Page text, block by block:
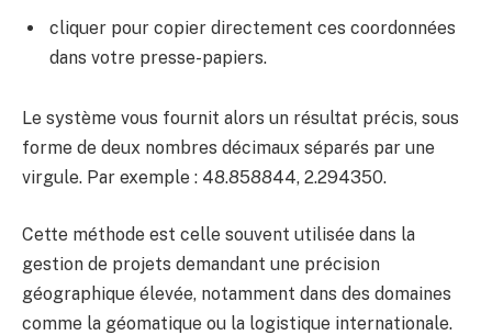
cliquer pour copier directement ces coordonnées
dans votre presse-papiers.
Le système vous fournit alors un résultat précis, sous
forme de deux nombres décimaux séparés par une
virgule. Par exemple : 48.858844, 2.294350.
Cette méthode est celle souvent utilisée dans la
gestion de projets demandant une précision
géographique élevée, notamment dans des domaines
comme la géomatique ou la logistique internationale.